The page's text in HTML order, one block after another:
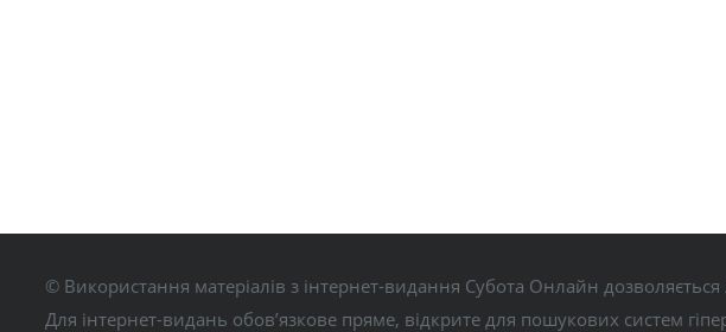
© Використання матеріалів з інтернет-видання Субота Онлайн
Для інтернет-видань обов’язкове пряме, відкрите для пошукових систем